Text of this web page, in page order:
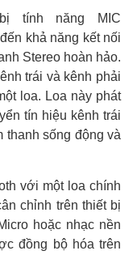
tính năng MIC
khả năng kết nối
Stereo hoàn hảo.
trái và kênh phải
loa. Loa này phát
tín hiệu kênh trái
thanh sống động và
với một loa chính
chỉnh trên thiết bị
hoặc nhạc nền
đồng bộ hóa trên